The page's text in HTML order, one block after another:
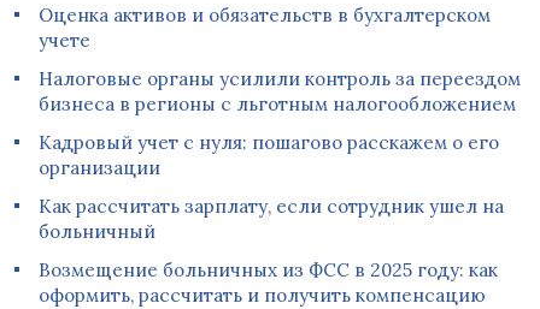
Оценка активов и обязательств в бухгалтерском
учете
Налоговые органы усилили контроль за переездом
бизнеса в регионы с льготным налогообложением
Кадровый учет с нуля: пошагово расскажем о его
организации
Как рассчитать зарплату, если сотрудник ушел на
больничный
Возмещение больничных из ФСС в 2025 году: как
оформить, рассчитать и получить компенсацию